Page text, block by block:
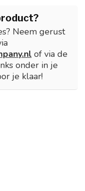
Neem gerust
of via de
onder in je
je klaar!